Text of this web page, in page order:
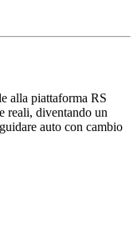
alla piattaforma RS
reali, diventando un
auto con cambio